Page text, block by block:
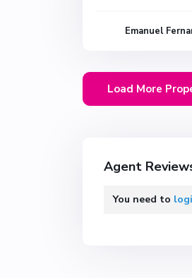
Emanuel
Agent
You need to